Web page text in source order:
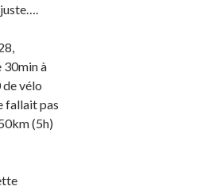
30min à
vélo
fallait pas
(5h)